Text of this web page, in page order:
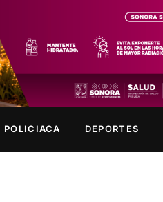
POLICIACA DEPORTES